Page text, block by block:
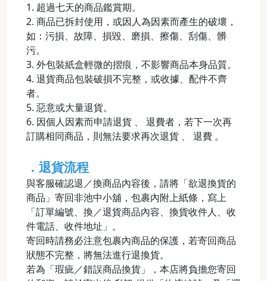
1. 超過七天的商品鑑賞期。
2. 商品已拆封使用，或因人為因素而產生的破壞，
如：污損、故障、損毀、磨損、擦傷、刮傷、髒
污。
3. 外包裝紙盒輕微的摺痕，不影響商品本身品質。
4. 退貨商品包裝破損不完整，或收據、配件不齊
者。
5. 惡意或大量退貨。
6. 因個人因素而申請退貨 、 退費者，若下一次再
訂購相同商品，則無法要求再次退貨 、 退費 。
．退貨流程
與客服確認退／換商品內容後，請將「欲退換貨的
商品」寄回非池中小舖，包裹內附上紙條，寫上
「訂單編號、換／退貨商品內容、換貨收件人、收
件電話、收件地址」。
寄回時請務必注意包裹內商品的保護，若寄回商品
狀態不完整，將無法進行退換貨。
若為「瑕疵／錯誤商品換貨」，本店將負擔您寄回